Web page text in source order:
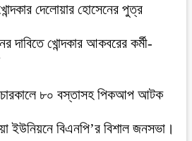
দেলোয়ার হোসেনের পুত্র
দাবিতে খোন্দকার আকবরের কর্মী-
৮০ বস্তাসহ পিকআপ আটক
ইউনিয়নে বিএনপি’র বিশাল জনসভা।